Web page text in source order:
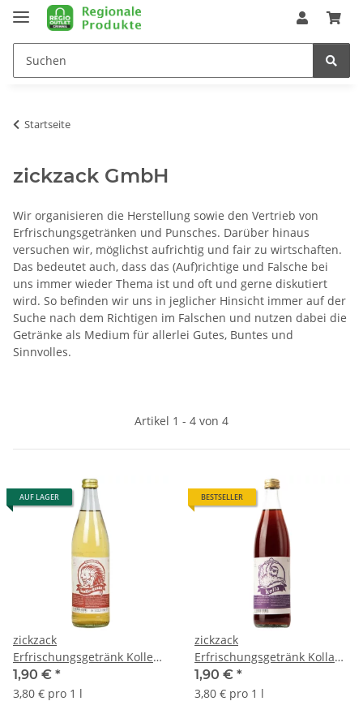
Startseite
zickzack GmbH
Wir organisieren die Herstellung sowie den Vertrieb von
Erfrischungsgetränken und Punsches. Darüber hinaus
versuchen wir, möglichst aufrichtig und fair zu wirtschaften.
Das bedeutet auch, dass das (Auf)richtige und Falsche bei
uns immer wieder Thema ist und oft und gerne diskutiert
wird. So befinden wir uns in jeglicher Hinsicht immer auf der
Suche nach dem Richtigen im Falschen und nutzen dabei die
Getränke als Medium für allerlei Gutes, Buntes und
Sinnvolles.
Artikel 1 - 4 von 4
AUF LAGER
zickzack
Erfrischungsgetränk Kolle
Mate Bio 0,5l
1,90 € *
3,80 € pro 1 l
BESTSELLER
zickzack
Erfrischungsgetränk Kolla
Cola Bio 0,5l
1,90 € *
3,80 € pro 1 l